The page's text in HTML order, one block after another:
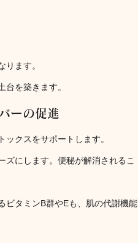
ります。
を築きます。
ーの促進
クスをサポートします。
ズにします。便秘が解消されるこ
ビタミンB群やEも、肌の代謝機能